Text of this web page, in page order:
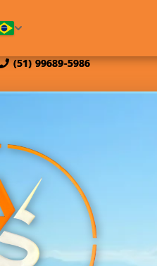
(51) 99689-5986